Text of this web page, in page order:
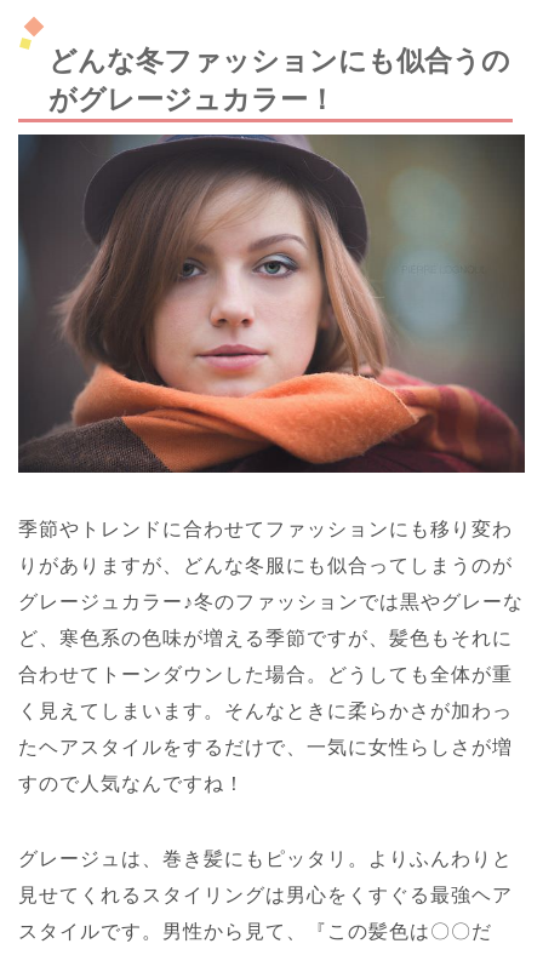
どんな冬ファッションにも似合うの
がグレージュカラー！
季節やトレンドに合わせてファッションにも移り変わ
りがありますが、どんな冬服にも似合ってしまうのが
グレージュカラー♪冬のファッションでは黒やグレーな
ど、寒色系の色味が増える季節ですが、髪色もそれに
合わせてトーンダウンした場合。どうしても全体が重
く見えてしまいます。そんなときに柔らかさが加わっ
たヘアスタイルをするだけで、一気に女性らしさが増
すので人気なんですね！
グレージュは、巻き髪にもピッタリ。よりふんわりと
見せてくれるスタイリングは男心をくすぐる最強ヘア
スタイルです。男性から見て、『この髪色は〇〇だ